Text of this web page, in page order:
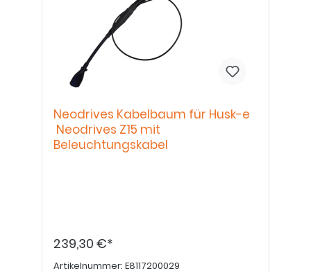
Neodrives Kabelbaum für Husk-e
Neodrives Z15 mit
Beleuchtungskabel
239,30 €*
Artikelnummer: E8117200029